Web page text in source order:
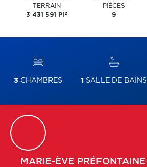
TERRAIN
3 431 591 PI 2
PIÈCES
9
3 CHAMBRES 1 SALLE DE BAINS
MARIE-ÈVE PRÉFONTAINE